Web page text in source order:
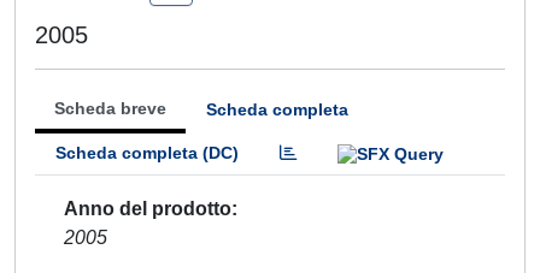
2005
Scheda breve Scheda completa
Scheda completa (DC)
Anno del prodotto
2005